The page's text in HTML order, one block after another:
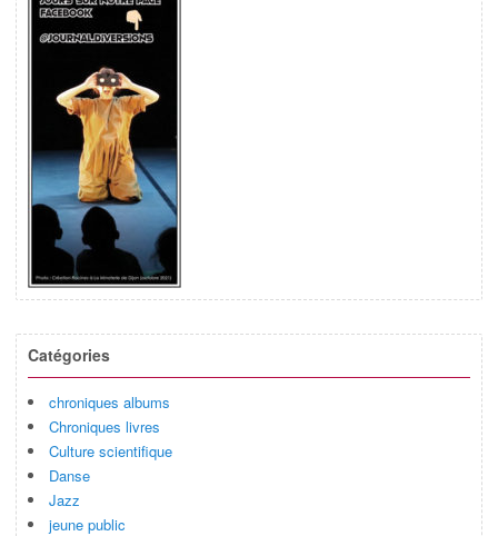
Catégories
chroniques albums
Chroniques livres
Culture scientifique
Danse
Jazz
jeune public